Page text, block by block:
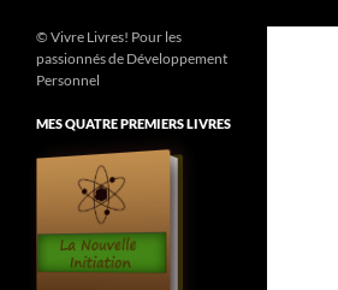
© Vivre Livres! Pour les
passionnés de Développement
Personnel
MES QUATRE PREMIERS LIVRES